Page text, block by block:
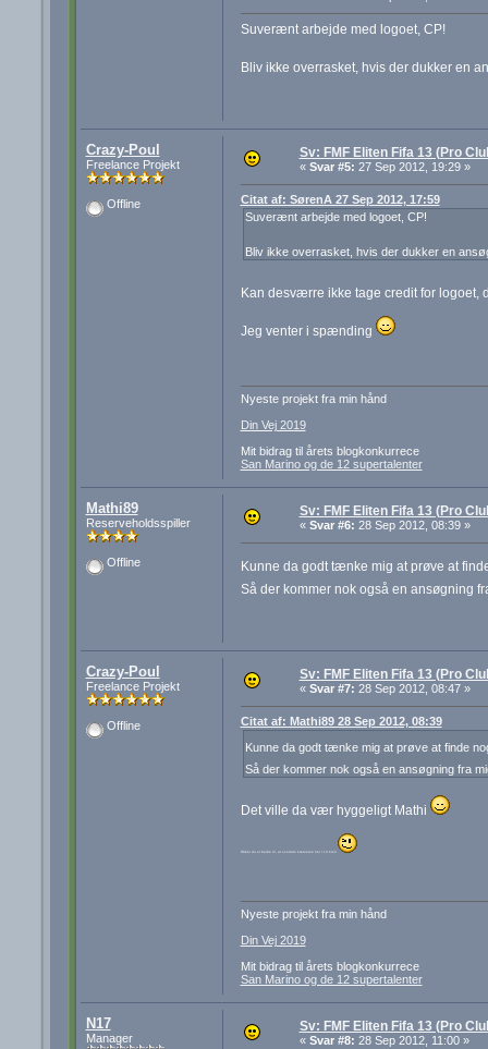
Suverænt arbejde med logoet, CP!
Bliv ikke overrasket, hvis der dukker en
Crazy-Poul
Freelance Projekt
Offline
Sv: FMF Eliten Fifa 13 (Pro
« Svar #5: 27 Sep 2012, 19:29 »
Citat af: SørenA 27 Sep 2012, 17:59
Suverænt arbejde med logoet, CP!
Bliv ikke overrasket, hvis der dukker en
Kan desværre ikke tage credit for logoet,
Jeg venter i spænding
Nyeste projekt fra min hånd
Din Vej 2019
Mit bidrag til årets blogkonkurrece
San Marino og de 12 supertalenter
Mathi89
Reserveholdsspiller
Offline
Sv: FMF Eliten Fifa 13 (Pro
« Svar #6: 28 Sep 2012, 08:39 »
Kunne da godt tænke mig at prøve at
Så der kommer nok også en ansøgning
Crazy-Poul
Freelance Projekt
Offline
Sv: FMF Eliten Fifa 13 (Pro
« Svar #7: 28 Sep 2012, 08:47 »
Citat af: Mathi89 28 Sep 2012, 08:39
Kunne da godt tænke mig at prøve at finde
Så der kommer nok også en ansøgning fra
Det ville da vær hyggeligt Mathi
Håber du er bedre til, at overtale kæresten her i 13'eren
Nyeste projekt fra min hånd
Din Vej 2019
Mit bidrag til årets blogkonkurrece
San Marino og de 12 supertalenter
N17
Manager
Sv: FMF Eliten Fifa 13 (Pro
« Svar #8: 28 Sep 2012, 11:00 »